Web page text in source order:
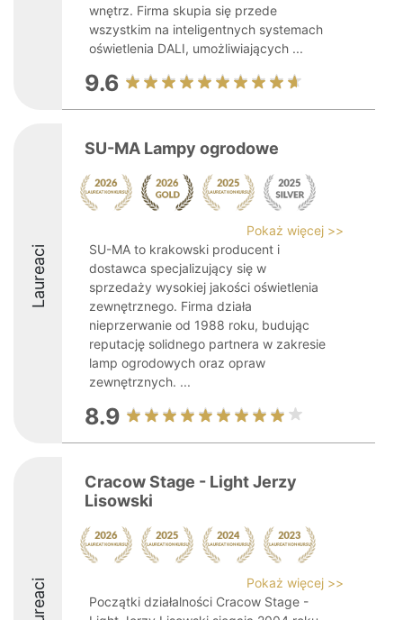
wnętrz. Firma skupia się przede
wszystkim na inteligentnych systemach
oświetlenia DALI, umożliwiających ...
9.6
Laureaci
SU-MA Lampy ogrodowe
Pokaż więcej >>
SU-MA to krakowski producent i
dostawca specjalizujący się w
sprzedaży wysokiej jakości oświetlenia
zewnętrznego. Firma działa
nieprzerwanie od 1988 roku, budując
reputację solidnego partnera w zakresie
lamp ogrodowych oraz opraw
zewnętrznych. ...
8.9
Cracow Stage - Light Jerzy
Lisowski
Pokaż więcej >>
Początki działalności Cracow Stage -